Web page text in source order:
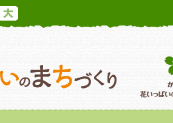
かつしか花い